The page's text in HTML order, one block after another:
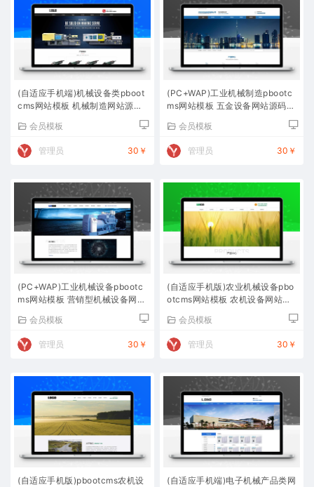
(自适应手机端)机械设备类pboot
cms网站模板 机械制造网站源码
会员模板
管理员 30￥
(PC+WAP)工业机械制造pbootc
ms网站模板 五金设备网站源码下
会员模板
管理员 30￥
(PC+WAP)工业机械设备pbootc
ms网站模板 营销型机械设备网站
会员模板
管理员 30￥
(自适应手机版)农业机械设备pbo
otcms网站模板 农机设备网站源
会员模板
管理员 30￥
(自适应手机版)pbootcms农机设
(自适应手机端)电子机械产品类网